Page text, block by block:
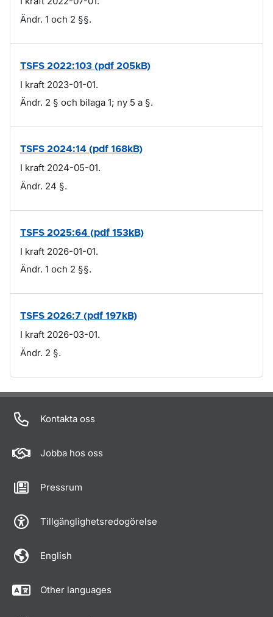
Ändr. 1 och 2 §§.
TSFS 2022:103 (pdf 205kB)
I kraft 2023-01-01.
Ändr. 2 § och bilaga 1; ny 5 a §.
TSFS 2024:14 (pdf 168kB)
I kraft 2024-05-01.
Ändr. 24 §.
TSFS 2025:64 (pdf 153kB)
I kraft 2026-01-01.
Ändr. 1 och 2 §§.
TSFS 2026:7 (pdf 197kB)
I kraft 2026-03-01.
Ändr. 2 §.
Om sidan
Kontakta oss
Jobba hos oss
Pressrum
Tillgänglighetsredogörelse
English
Other languages